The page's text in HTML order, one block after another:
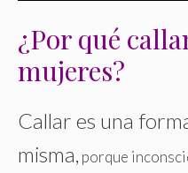
¿Por qué
mujeres?
Callar es una
misma, porque